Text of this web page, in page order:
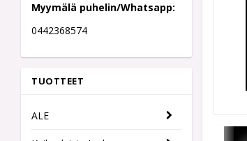
Myymälä puhelin/Whatsapp:
0442368574
TUOTTEET
ALE